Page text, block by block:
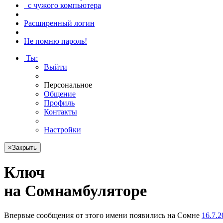
с чужого компьютера
Расширенный логин
Не помню пароль!
Ты:
Выйти
Персональное
Общение
Профиль
Контакты
Настройки
×Закрыть
Ключ
на Сом­намбу­лято­ре
Впервые сообщения от этого имени появились на Сомне